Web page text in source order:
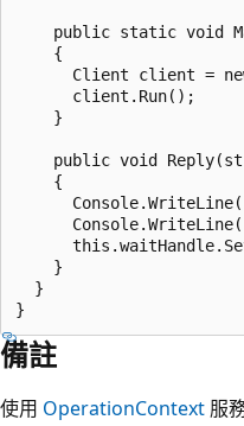
public static void
    {
Client client =
      client.Run();
    }
public void
    {
    }
  }
備註
使用 OperationContext 服